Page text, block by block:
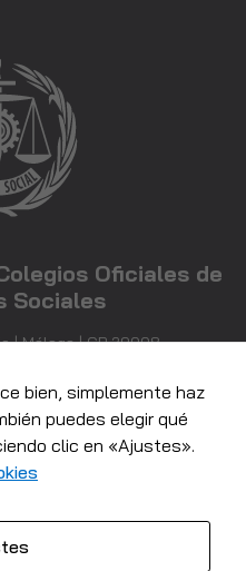
Oficiales de
Sociales
| Málaga | CP 29008
bien, simplemente haz
puedes elegir qué
clic en «Ajustes».
aumentas la
posibilidad de
ver contenido y
ofertas
personalizados.